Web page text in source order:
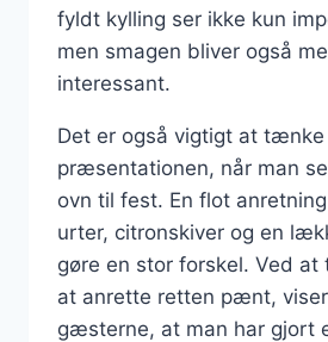
fyldt kylling ser ikke kun
men smagen bliver også
interessant.
Det er også vigtigt at tænke
præsentationen, når man
ovn til fest. En flot
urter, citronskiver og en
gøre en stor forskel. Ved at
at anrette retten pænt,
gæsterne, at man har gjort